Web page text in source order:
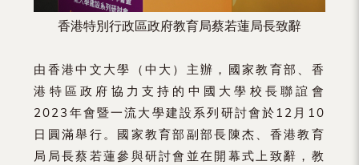
香港特別行政區政府教育局蔡若蓮局長致辭
由香港中文大學（中大）主辦，國家教育部、香
港特區政府協力支持的中國大學校長聯誼會
2023年會暨一流大學建設系列研討會於12月10
日圓滿舉行。國家教育部副部長陳杰、香港教育
局局長蔡若蓮參與研討會並在開幕式上致辭，教